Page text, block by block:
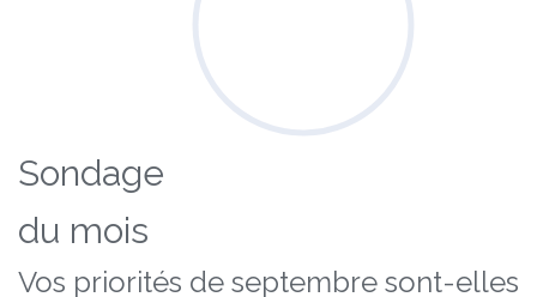
Sondage
du mois
Vos priorités de septembre sont-elles